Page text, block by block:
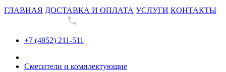
ГЛАВНАЯ ДОСТАВКА И ОПЛАТА УСЛУГИ КОНТАКТЫ
+7 (4852) 211-511
Смесители и комплектующие